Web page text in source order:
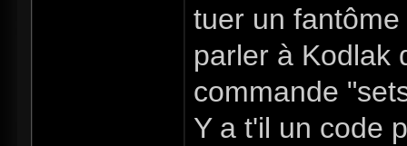
tuer un
parler à Kodlak
commande
Y a t'il un code